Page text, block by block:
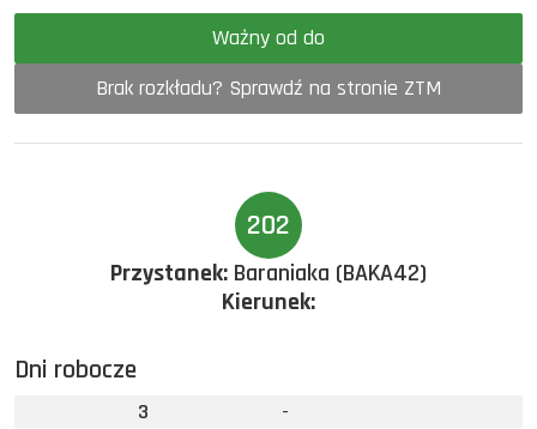
Ważny od do
Brak rozkładu? Sprawdź na stronie ZTM
202
Przystanek: Baraniaka (BAKA42)
Kierunek:
Dni robocze
3
-